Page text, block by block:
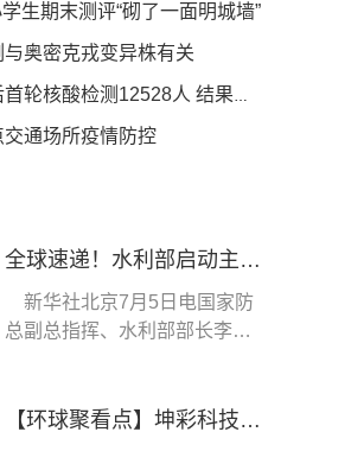
生期末测评“砌了一面明城墙”
奥密克戎变异株有关
酸检测12528人 结果均为阴性
通场所疫情防控
全球速递！水利部启动主汛期工作机制 做出十个方面部署
新华社北京7月5日电国家防
总副总指挥、水利部部长李国
【环球聚看点】坤彩科技：7月5日融券卖出1.01万股，融资融券余额4.39亿元